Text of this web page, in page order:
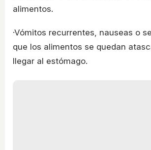
alimentos.
·Vómitos recurrentes, nauseas o
que los alimentos se quedan
llegar al estómago.